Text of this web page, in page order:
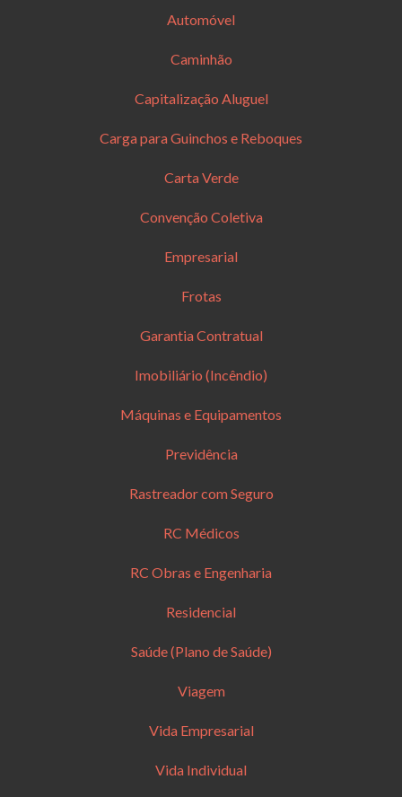
Automóvel
Caminhão
Capitalização Aluguel
Carga para Guinchos e Reboques
Carta Verde
Convenção Coletiva
Empresarial
Frotas
Garantia Contratual
Imobiliário (Incêndio)
Máquinas e Equipamentos
Previdência
Rastreador com Seguro
RC Médicos
RC Obras e Engenharia
Residencial
Saúde (Plano de Saúde)
Viagem
Vida Empresarial
Vida Individual